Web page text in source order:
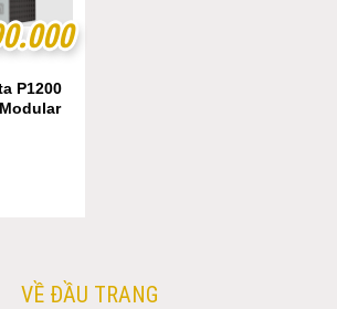
P1200
VỀ ĐẦU TRANG